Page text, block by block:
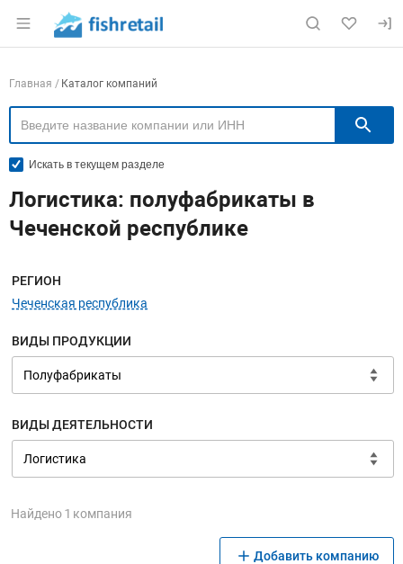
Раздел навигации по сайту fishretail.ru
Навигация по компаниям
Главная Каталог компаний
Искать в текущем разделе
Логистика: полуфабрикаты в
Чеченской республике
Меню навигации
РЕГИОН
Чеченская республика
ВИДЫ ПРОДУКЦИИ
ВИДЫ ДЕЯТЕЛЬНОСТИ
Найдено 1 компания
Добавить компанию